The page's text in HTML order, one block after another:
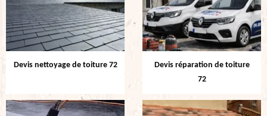
Devis nettoyage de toiture 72
Devis réparation de toiture
72